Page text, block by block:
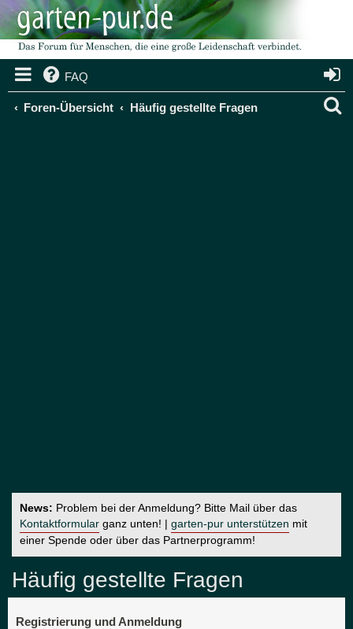
FAQ
Foren-Übersicht Häufig gestellte Fragen
News: Problem bei der Anmeldung? Bitte Mail über das
Kontaktformular ganz unten! | garten-pur unterstützen mit
einer Spende oder über das Partnerprogramm!
Häufig gestellte Fragen
Registrierung und Anmeldung